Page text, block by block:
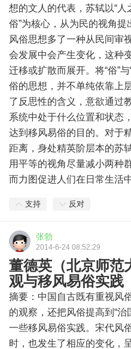
想的文人的代表，苏轼以“
俗”为核心，从为民的视角
风俗思想多了一种从民间审
会发展中会产生变化，这种
迁移或扩散而展开。将“俗”
俗的思想，并不单纯依靠上
了反思性的含义，意欲通过
系统中处于什么位置和状态
达到移风易俗的目的。对于
距离，身处精英阶层本的苏
用平等的视角尽量减小两种
而力图促进人们在日常生活
支持 反对
张勃
2014-6-24 08:52:29
董德英（北京师范
观与移风易俗实践
摘要：中国自古既有重视风
的观察，还把风俗提高到“治
一些移风易俗实践。宋代风
时，也发生了相应的变化，